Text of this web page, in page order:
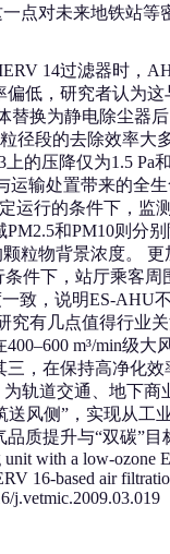
点对未来地铁站等
14过滤器时，
偏低，研究者认
换为静电除尘器
段的去除效率大
的压降仅为1.5
输处置带来的全
行的条件下，
和PM10则分
粒物背景浓度。
件下，站厅乘客周
致，说明
有几点值得行业
m³/min级
，在保持高净化
轨道交通、地下
风侧”，实现从
提升与“双碳”目
with a low-ozone
16-based air
j.vetmic.2009.03.019